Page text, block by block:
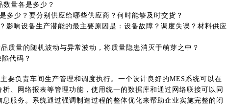
量各是多少？
多少？要分别供应给哪些供应商？何时能够及时交货？
影响设备生产潜能的最主要原因是：设备故障？调度失误？材料供应
质量的随机波动与异常波动，将质量隐患消灭于萌芽之中？
代码？
要负责车间生产管理和调度执行。一个设计良好的MES系统可以在
、网络报表等管理功能，使用统一的数据库和通过网络联接可以同
服务。系统通过强调制造过程的整体优化来帮助企业实施完整的闭